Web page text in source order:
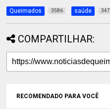
Queimados 3586 saúde 347
COMPARTILHAR:
RECOMENDADO PARA VOCÊ